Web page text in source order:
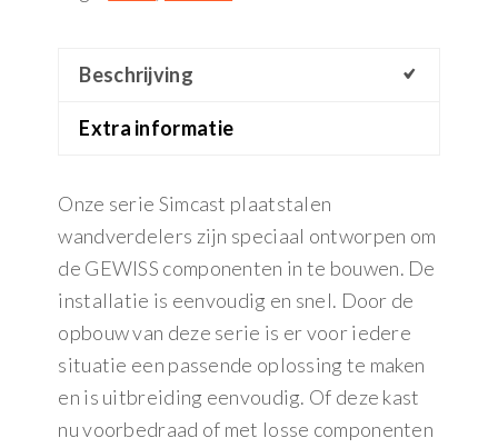
Beschrijving
Extra informatie
Onze serie Simcast plaatstalen
wandverdelers zijn speciaal ontworpen om
de GEWISS componenten in te bouwen. De
installatie is eenvoudig en snel. Door de
opbouw van deze serie is er voor iedere
situatie een passende oplossing te maken
en is uitbreiding eenvoudig. Of deze kast
nu voorbedraad of met losse componenten